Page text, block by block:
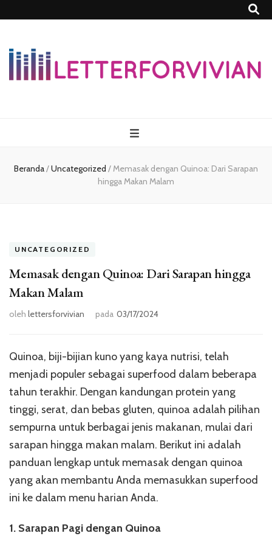
Beranda/Uncategorized /Memasak dengan Quinoa: Dari Sarapan
hingga Makan Malam
UNCATEGORIZED
Memasak dengan Quinoa: Dari Sarapan hingga
Makan Malam
oleh lettersforvivian pada 03/17/2024
Quinoa, biji-bijian kuno yang kaya nutrisi, telah
menjadi populer sebagai superfood dalam beberapa
tahun terakhir. Dengan kandungan protein yang
tinggi, serat, dan bebas gluten, quinoa adalah pilihan
sempurna untuk berbagai jenis makanan, mulai dari
sarapan hingga makan malam. Berikut ini adalah
panduan lengkap untuk memasak dengan quinoa
yang akan membantu Anda memasukkan superfood
ini ke dalam menu harian Anda.
1. Sarapan Pagi dengan Quinoa